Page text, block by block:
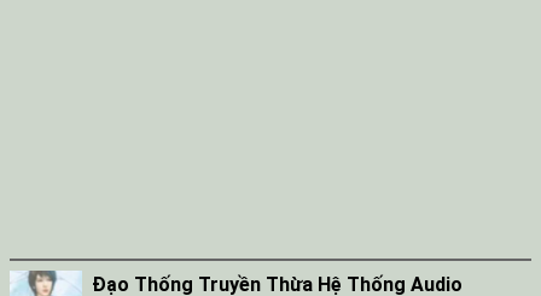
Đạo Thống Truyền Thừa Hệ Thống Audio